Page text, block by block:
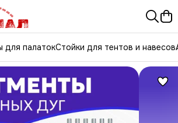
для палатокСтойки для тентов и навесов